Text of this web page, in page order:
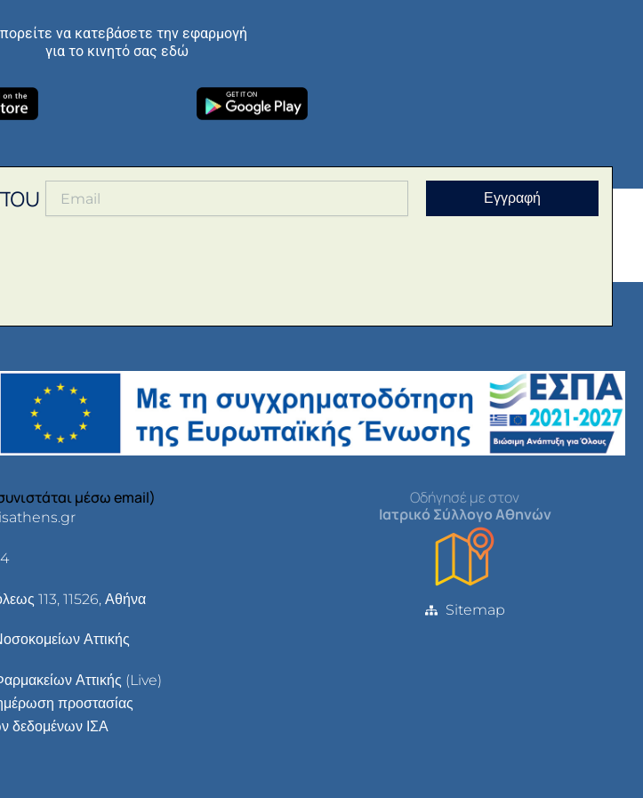
να κατεβάσετε την εφαρμογή
για το κινητό σας εδώ
Εγγραφή
μέσω email)
113, 11526, Αθήνα
Αττικής
Αττικής (Live)
προστασίας
δεδομένων ΙΣΑ
Οδήγησέ με στον
Ιατρικό Σύλλογο Αθηνών
Sitemap